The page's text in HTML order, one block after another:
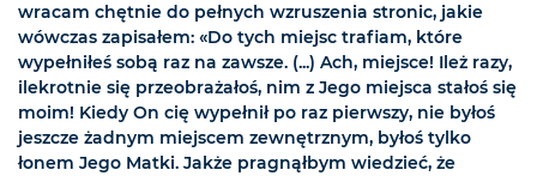
wracam chętnie do pełnych wzruszenia stronic, jakie
wówczas zapisałem: «Do tych miejsc trafiam, które
wypełniłeś sobą raz na zawsze. (...) Ach, miejsce! Ileż razy,
ilekrotnie się przeobrażałoś, nim z Jego miejsca stałoś się
moim! Kiedy On cię wypełnił po raz pierwszy, nie byłoś
jeszcze żadnym miejscem zewnętrznym, byłoś tylko
łonem Jego Matki. Jakże pragnąłbym wiedzieć, że